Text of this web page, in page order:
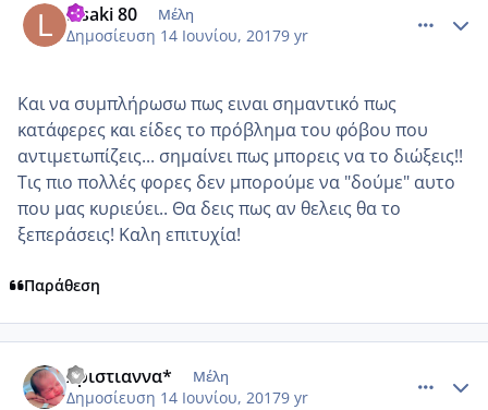
Lisaki 80 Μέλη
Δημοσίευση 14 Ιουνίου, 20179 yr
Και να συμπλήρωσω πως ειναι σημαντικό πως
κατάφερες και είδες το πρόβλημα του φόβου που
αντιμετωπίζεις... σημαίνει πως μπορεις να το διώξεις!!
Τις πιο πολλές φορες δεν μπορούμε να "δούμε" αυτο
που μας κυριεύει.. Θα δεις πως αν θελεις θα το
ξεπεράσεις! Καλη επιτυχία!
Παράθεση
Χριστιαννα* Μέλη
Δημοσίευση 14 Ιουνίου, 20179 yr